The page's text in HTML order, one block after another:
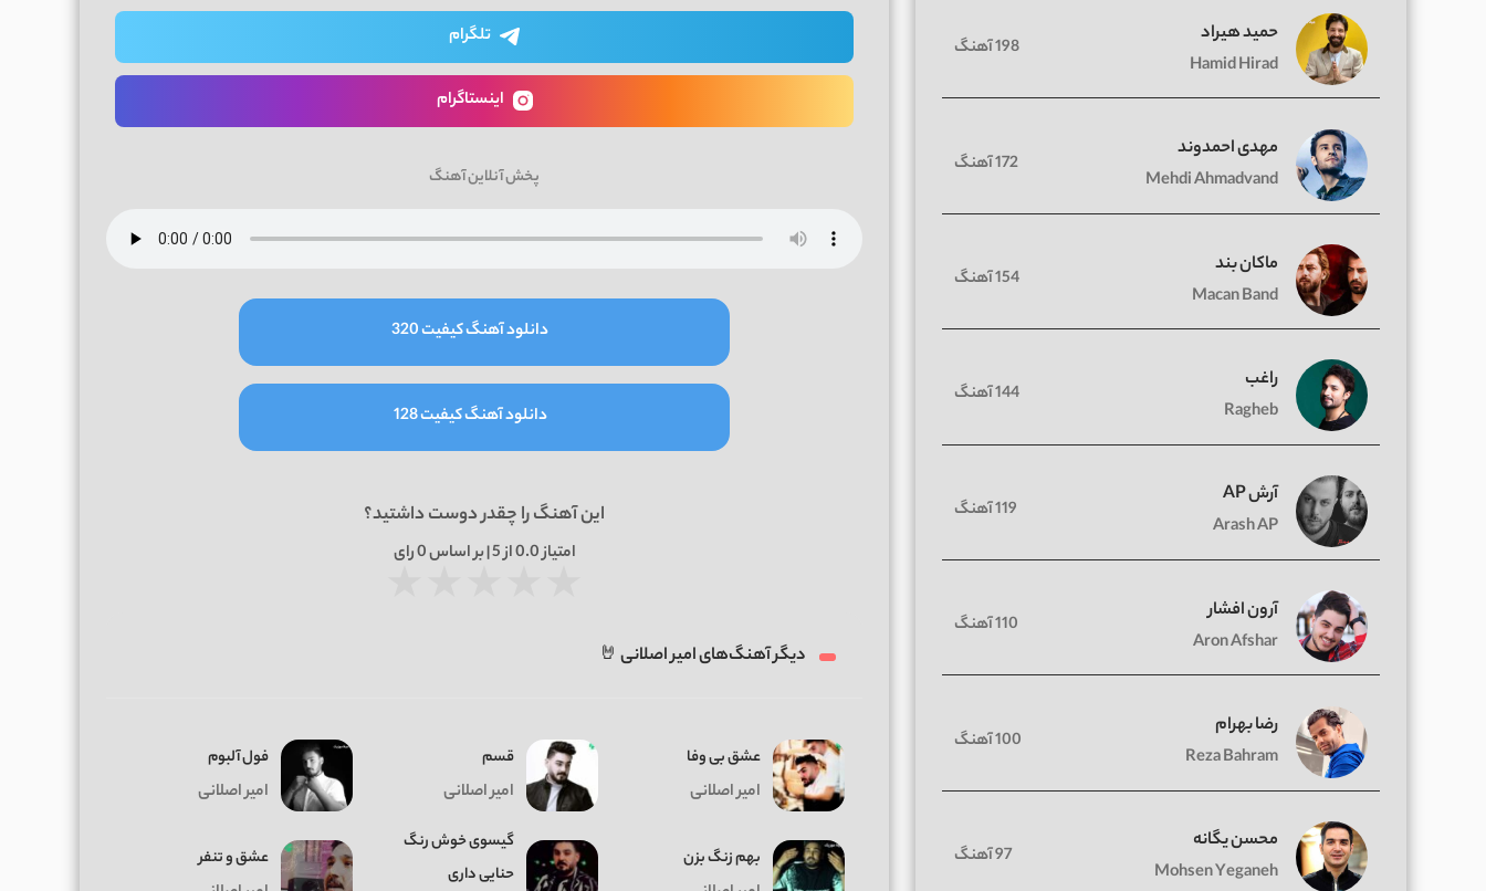
تلگرام
اینستاگرام
پخش آنلاین آهنگ
دانلود آهنگ کیفیت 320
دانلود آهنگ کیفیت 128
این آهنگ را چقدر دوست داشتید؟
امتیاز0.0از 5 | بر اساس 0رای
دیگر آهنگ‌های امیر اصلانی 🤘
عشق بی وفا
امیر اصلانی
قسم
امیر اصلانی
فول آلبوم
امیر اصلانی
بهم زنگ بزن
گیسوی خوش رنگ
حنایی داری
عشق و تنفر
حمید هیراد
Hamid Hirad
198 آهنگ
مهدی احمدوند
Mehdi Ahmadvand
172 آهنگ
ماکان بند
Macan Band
154 آهنگ
راغب
Ragheb
144 آهنگ
آرش AP
Arash AP
119 آهنگ
آرون افشار
Aron Afshar
110 آهنگ
رضا بهرام
Reza Bahram
100 آهنگ
محسن یگانه
Mohsen Yeganeh
97 آهنگ